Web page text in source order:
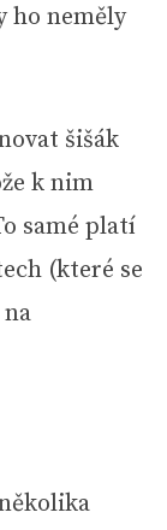
ho neměly
šišák
k nim
samé platí
(které se